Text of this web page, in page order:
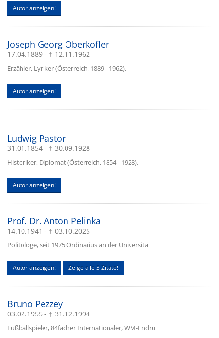
Autor anzeigen!
Joseph Georg Oberkofler
17.04.1889 - † 12.11.1962
Erzähler, Lyriker (Österreich, 1889 - 1962).
Autor anzeigen!
Ludwig Pastor
31.01.1854 - † 30.09.1928
Historiker, Diplomat (Österreich, 1854 - 1928).
Autor anzeigen!
Prof. Dr. Anton Pelinka
14.10.1941 - † 03.10.2025
Politologe, seit 1975 Ordinarius an der Universitä
Autor anzeigen! Zeige alle 3 Zitate!
Bruno Pezzey
03.02.1955 - † 31.12.1994
Fußballspieler, 84facher Internationaler, WM-Endru